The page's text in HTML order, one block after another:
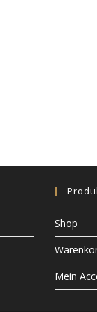
Shop
Mein